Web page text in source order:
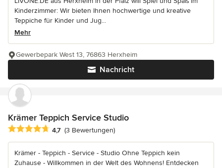
Kinderzimmer: Wir bieten Ihnen hochwertige und kreative
Teppiche für Kinder und Jug...
Mehr
Nachricht
Gewerbepark West 13, 76863 Herxheim
Krämer Teppich Service Studio
Durchschnittliche Bewertung: 4.7 von 5 Sternen
4,7 (3 Bewertungen)
Krämer - Teppich - Service - Studio Ohne Teppich kein
Zuhause - Willkommen in der Welt des Wohnens! Entdecken